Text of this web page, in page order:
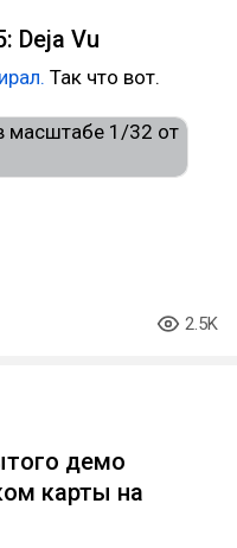
Deja Vu
Так что вот.
2.5K
демо
карты на